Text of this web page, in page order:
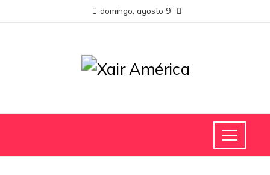
domingo, agosto 9